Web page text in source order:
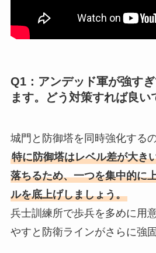
Q1：アンデッド軍が強す
ます。どう対策すれば良い
城門と防御塔を同時強化する
特に防御塔はレベル差が大き
落ちるため、一つを集中的に
ルを底上げしましょう。
兵士訓練所で歩兵を多めに用
やすと防衛ラインがさらに強